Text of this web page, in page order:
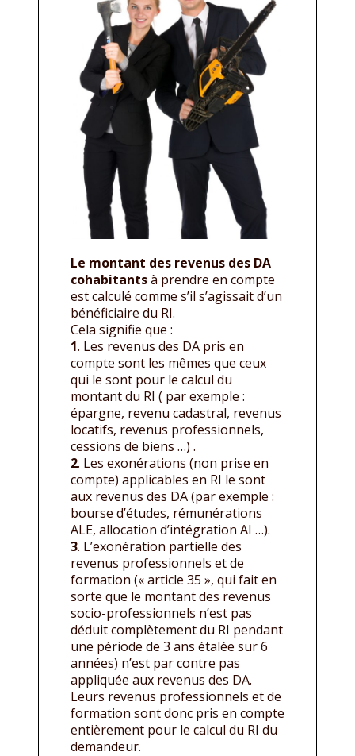
Le montant des revenus des DA
cohabitantsà prendre en compte
est calculé comme s’il s’agissait d’un
bénéficiaire du RI.
Cela signifie que :
1. Les revenus des DA pris en
compte sont les mêmes que ceux
qui le sont pour le calcul du
montant du RI ( par exemple :
épargne, revenu cadastral, revenus
locatifs, revenus professionnels,
cessions de biens …) .
2. Les exonérations (non prise en
compte) applicables en RI le sont
aux revenus des DA (par exemple :
bourse d’études, rémunérations
ALE, allocation d’intégration AI …).
3. L’exonération partielle des
revenus professionnels et de
formation (« article 35 », qui fait en
sorte que le montant des revenus
socio-professionnels n’est pas
déduit complètement du RI pendant
une période de 3 ans étalée sur 6
années) n’est par contre pas
appliquée aux revenus des DA.
Leurs revenus professionnels et de
formation sont donc pris en compte
entièrement pour le calcul du RI du
demandeur.